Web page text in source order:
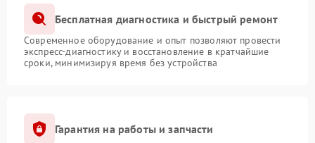
Бесплатная диагностика и быстрый ремонт
Современное оборудование и опыт позволяют провести
экспресс-диагностику и восстановление в кратчайшие
сроки, минимизируя время без устройства
Гарантия на работы и запчасти